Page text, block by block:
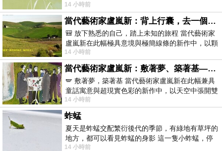
劇本 申鉉成 主演 嚴正化 朴誠雄
14 小時前
當代藝術家盧嵐新：背上行囊，去一個沒有人認識你的地方——看風景，也遇見渴望出發的自己
🎒 放下熟悉的自己，踏上未知的旅程 當代藝術家
盧嵐新在此幅極具意境與極簡線條的新作中，以顆
粒感豐富的灰綠粗糙背景，搭配凝練且具
14 小時前
當代藝術家盧嵐新：敷著夢、築著基——讓筆觸成為存在過的證據，將相遇的溫度熔鑄成新的模樣
🪽 敷著夢，築著基 當代藝術家盧嵐新在此幅兼具
童話寓意與超現實色彩的新作中，以天空中張開雙
翼的神聖形象與地面上聚集的人群對話，
14 小時前
蚱蜢
夏天是蚱蜢交配繁衍後代的季節，有綠地有草坪的
地方，都可以看見蚱蜢的身影 這一隻小蚱蜢，停
在車頂上，怎麼樣小心驅趕，都無動
14 小時前